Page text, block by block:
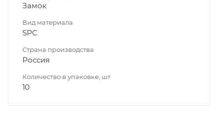
Замок
Вид материала
SPC
Страна производства
Россия
Количество в упаковке, шт
10